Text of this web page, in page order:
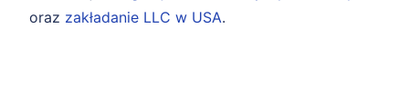
oraz zakładanie LLC w USA.